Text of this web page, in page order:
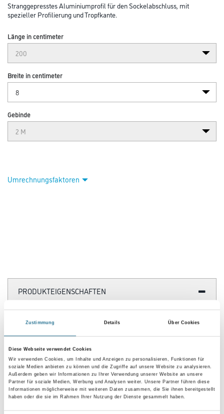
Zustimmung Details Über Cookies
Diese Webseite verwendet Cookies
Wir verwenden Cookies, um Inhalte und Anzeigen zu personalisieren, Funktionen für
soziale Medien anbieten zu können und die Zugriffe auf unsere Website zu analysieren.
Außerdem geben wir Informationen zu Ihrer Verwendung unserer Website an unsere
Partner für soziale Medien, Werbung und Analysen weiter. Unsere Partner führen diese
Informationen möglicherweise mit weiteren Daten zusammen, die Sie ihnen bereitgestellt
haben oder die sie im Rahmen Ihrer Nutzung der Dienste gesammelt haben.
Stranggepresstes Aluminiumprofil für den Sockelabschluss, mit
spezieller Profilierung und Tropfkante.
Länge in centimeter
Breite in centimeter
Gebinde
Umrechnungsfaktoren
PRODUKTEIGENSCHAFTEN
ZUSATZINFOS
GEFAHRENHINWEISE
DATENBLÄTTER